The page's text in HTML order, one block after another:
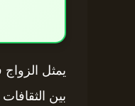
يمثل
بين